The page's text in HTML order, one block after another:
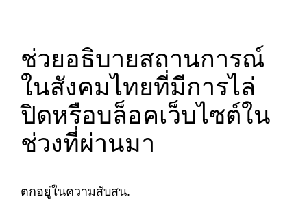
ช่วยอธิบายสถานการณ์
ในสังคมไทยที่มีการไล่
ปิดหรือบล็อคเว็บไซต์ใน
ช่วงที่ผ่านมา
ตกอยู่ในความสับสน.